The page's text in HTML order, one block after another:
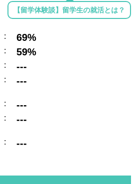
【留学体験談】留学生の就活とは？
: 69%
: 59%
: ---
: ---
: ---
: ---
: ---